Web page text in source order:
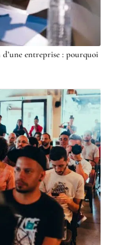
entreprise : pourquoi